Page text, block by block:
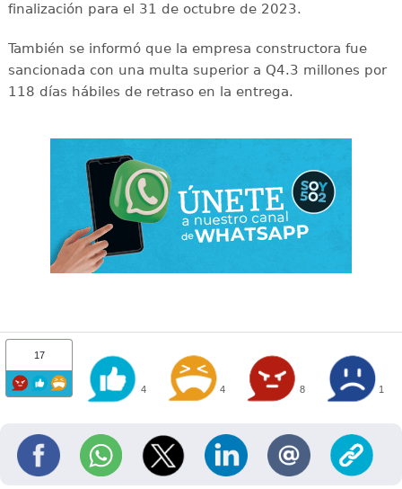
finalización para el 31 de octubre de 2023.
También se informó que la empresa constructora fue
sancionada con una multa superior a Q4.3 millones por
118 días hábiles de retraso en la entrega.
17
4 4 8 1